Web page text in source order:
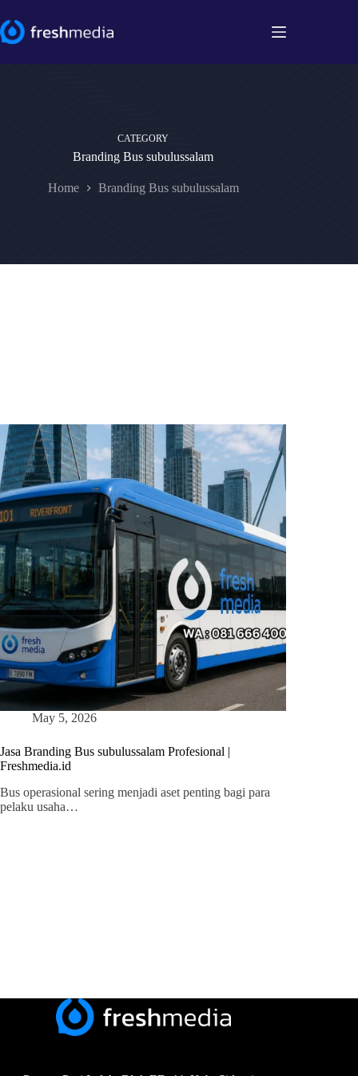
to
content
CATEGORY
Branding Bus subulussalam
Home Branding Bus subulussalam
May 5, 2026
Jasa Branding Bus subulussalam Profesional |
Freshmedia.id
Bus operasional sering menjadi aset penting bagi para
pelaku usaha…